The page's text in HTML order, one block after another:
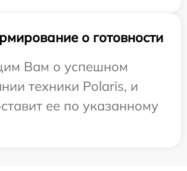
о готовности
Вам о успешном
техники Polaris, и
ее по указанному